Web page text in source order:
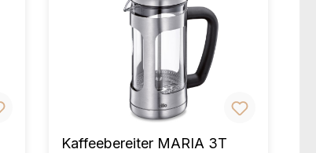
Kaffeebereiter MARIA 3T